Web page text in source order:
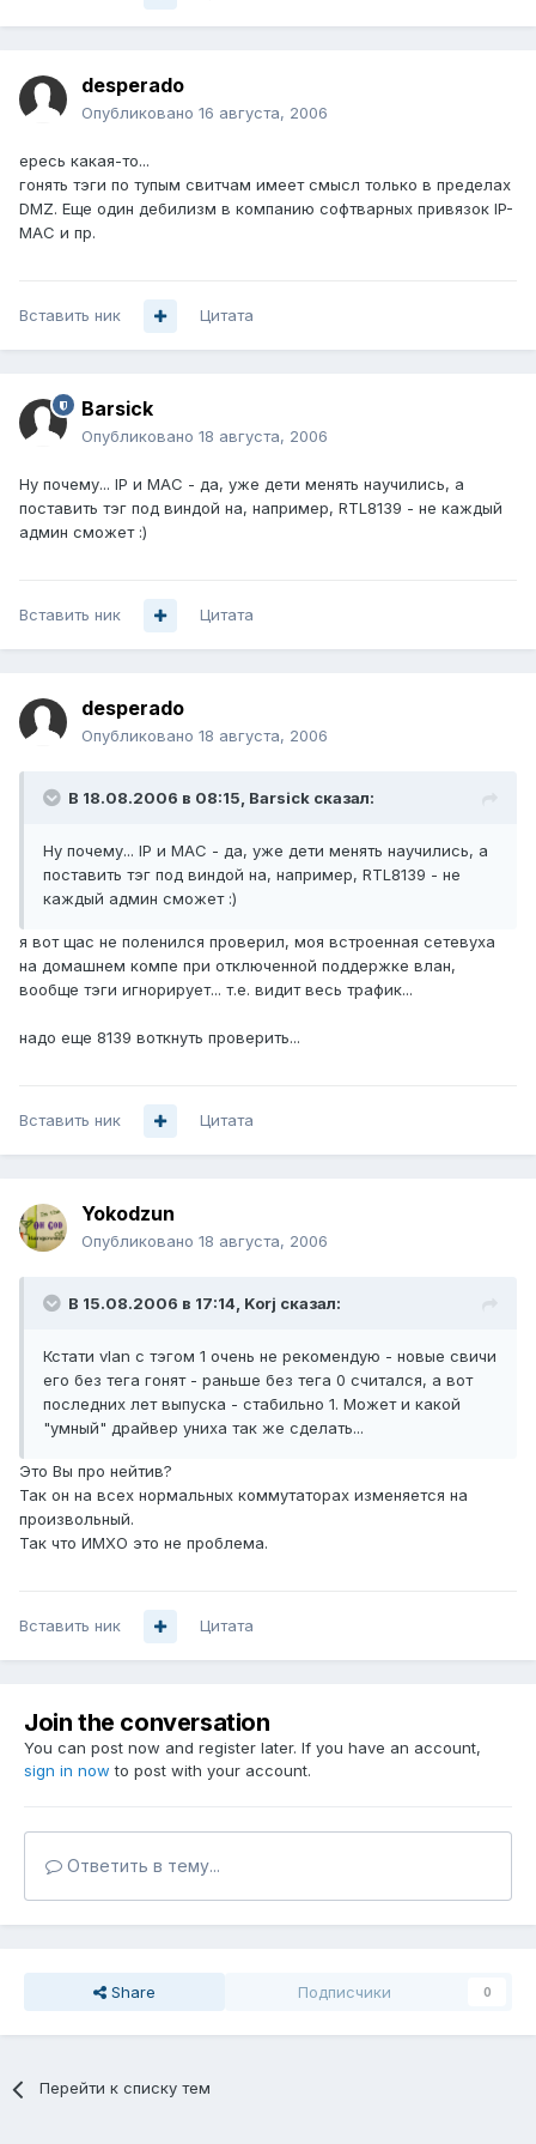
desperado
Опубликовано 16 августа, 2006
ересь какая-то...
гонять тэги по тупым свитчам имеет смысл только в пределах
DMZ. Еще один дебилизм в компанию софтварных привязок IP-
MAC и пр.
Вставить ник Цитата
Barsick
Опубликовано 18 августа, 2006
Ну почему... IP и MAC - да, уже дети менять научились, а
поставить тэг под виндой на, например, RTL8139 - не каждый
админ сможет :)
Вставить ник Цитата
desperado
Опубликовано 18 августа, 2006
В 18.08.2006 в 08:15, Barsick сказал:
Ну почему... IP и MAC - да, уже дети менять научились, а
поставить тэг под виндой на, например, RTL8139 - не
каждый админ сможет :)
я вот щас не поленился проверил, моя встроенная сетевуха
на домашнем компе при отключенной поддержке влан,
вообще тэги игнорирует... т.е. видит весь трафик...
надо еще 8139 воткнуть проверить...
Вставить ник Цитата
Yokodzun
Опубликовано 18 августа, 2006
В 15.08.2006 в 17:14, Korj сказал:
Кстати vlan с тэгом 1 очень не рекомендую - новые свичи
его без тега гонят - раньше без тега 0 считался, а вот
последних лет выпуска - стабильно 1. Может и какой
"умный" драйвер униха так же сделать...
Это Вы про нейтив?
Так он на всех нормальных коммутаторах изменяется на
произвольный.
Так что ИМХО это не проблема.
Вставить ник Цитата
Join the conversation
You can post now and register later. If you have an account,
sign in now to post with your account.
Ответить в тему...
Share Подписчики 0
Перейти к списку тем